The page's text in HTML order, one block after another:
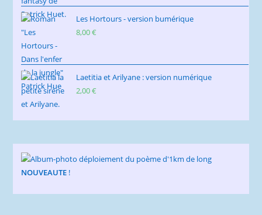
Les Hortours - version bumérique
8,00€
Laetitia et Arilyane : version numérique
2,00€
NOUVEAUTE !